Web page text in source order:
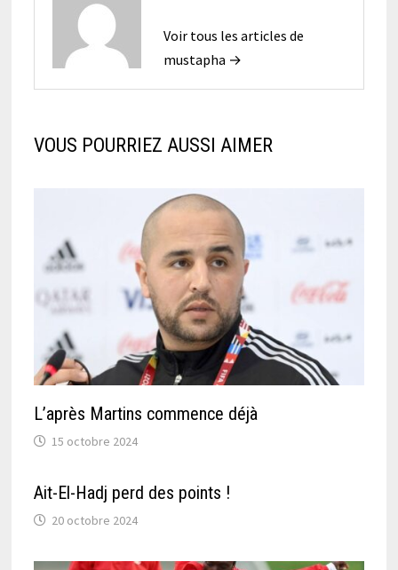
Voir tous les articles de
mustapha →
VOUS POURRIEZ AUSSI AIMER
L’après Martins commence déjà
15 octobre 2024
Ait-El-Hadj perd des points !
20 octobre 2024